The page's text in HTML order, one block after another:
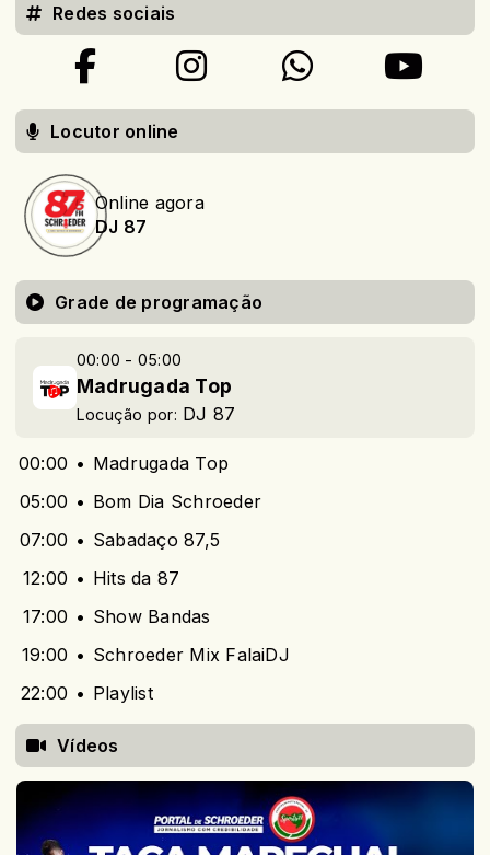
Redes sociais
Locutor online
Online agora
DJ 87
Grade de programação
00:00 - 05:00
Madrugada Top
Locução por: DJ 87
00:00
Madrugada Top
05:00
Bom Dia Schroeder
07:00
Sabadaço 87,5
12:00
Hits da 87
17:00
Show Bandas
19:00
Schroeder Mix FalaiDJ
22:00
Playlist
Vídeos